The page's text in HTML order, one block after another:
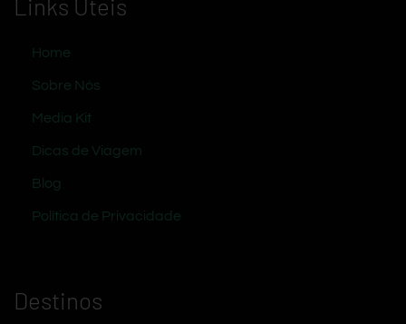
Home
Sobre Nós
Media Kit
Dicas de Viagem
Blog
Política de Privacidade
Destinos